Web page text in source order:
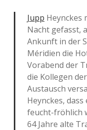
Jupp Heynckes
Nacht gefasst,
Ankunft in der
Méridien die
Vorabend der
die Kollegen
Austausch
Heynckes,
feucht-fröhlich
64 Jahre alte